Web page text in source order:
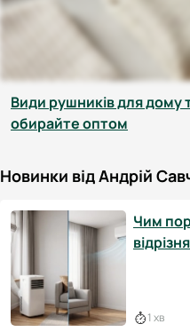
Види рушників для дому
обирайте оптом
Новинки від Андрій
Чим
1 хв